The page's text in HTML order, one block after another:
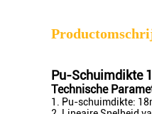
Pu-Schuimdikte
Technische
1. Pu-schuimdikte: